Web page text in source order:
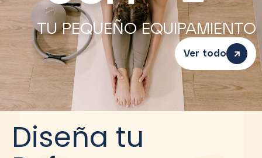
TU PEQUEÑO EQUIPAMIENTO
Ver todo
Diseña tu